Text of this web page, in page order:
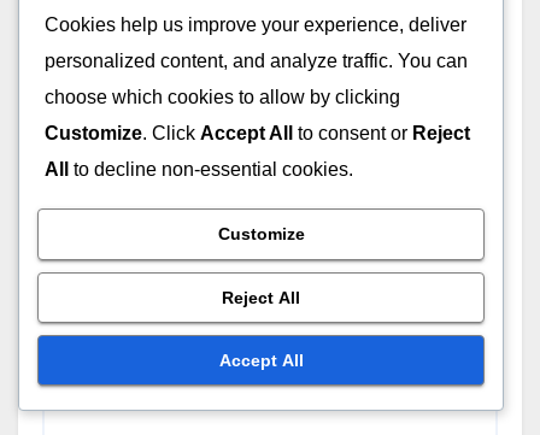
fields are marked*
Comment*
Cookies help us improve your experience, deliver
personalized content, and analyze traffic. You can
choose which cookies to allow by clicking
Customize. Click Accept All to consent or Reject
All
to decline non-essential cookies.
Customize
Reject All
Accept All